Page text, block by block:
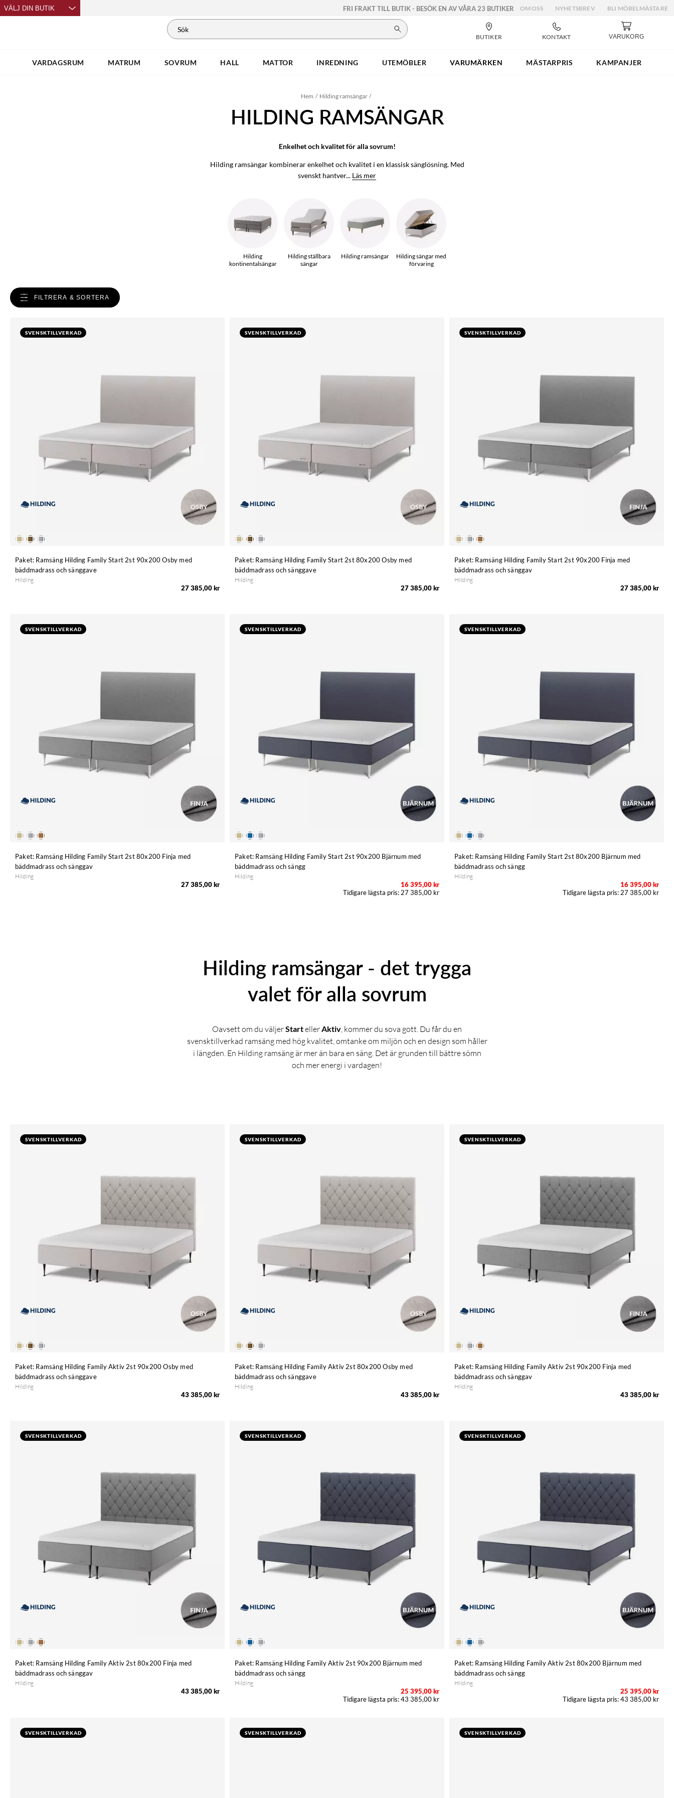
VÄLJ DIN BUTIK FRI FRAKT TILL BUTIK - BESÖK EN AV VÅRA 23 BUTIKER OM OSS NYHETSBREV BLI MÖBELMÄSTARE
BUTIKER KONTAKT VARUKORG
VARDAGSRUM MATRUM SOVRUM HALL MATTOR INREDNING UTEMÖBLER VARUMÄRKEN MÄSTARPRIS KAMPANJER
Hem Hilding ramsängar
HILDING RAMSÄNGAR
Enkelhet och kvalitet för alla sovrum!
Hilding ramsängar kombinerar enkelhet och kvalitet i en klassisk sänglösning. Med
svenskt hantver... Läs mer
Hilding
kontinentalsängar
Hilding ställbara
sängar
Hilding ramsängar
Hilding sängar med
förvaring
FILTRERA & SORTERA
SVENSKTILLVERKAD
Paket: Ramsäng Hilding Family Start 2st 90x200 Osby med
bäddmadrass och sänggave
Hilding
27 385,00 kr
SVENSKTILLVERKAD
Paket: Ramsäng Hilding Family Start 2st 80x200 Osby med
bäddmadrass och sänggave
Hilding
27 385,00 kr
SVENSKTILLVERKAD
Paket: Ramsäng Hilding Family Start 2st 90x200 Finja med
bäddmadrass och sänggav
Hilding
27 385,00 kr
SVENSKTILLVERKAD
Paket: Ramsäng Hilding Family Start 2st 80x200 Finja med
bäddmadrass och sänggav
Hilding
27 385,00 kr
SVENSKTILLVERKAD
Paket: Ramsäng Hilding Family Start 2st 90x200 Bjärnum med
bäddmadrass och sängg
Hilding
16 395,00 kr
27 385,00 kr
SVENSKTILLVERKAD
Paket: Ramsäng Hilding Family Start 2st 80x200 Bjärnum med
bäddmadrass och sängg
Hilding
16 395,00 kr
27 385,00 kr
Hilding ramsängar - det trygga
valet för alla sovrum
Oavsett om du väljerStartellerAktiv, kommer du sova gott. Du får du en
svensktillverkad ramsäng med hög kvalitet, omtanke om miljön och en design som håller
i längden. En Hilding ramsäng är mer än bara en säng. Det är grunden till bättre sömn
och mer energi i vardagen!
SVENSKTILLVERKAD
Paket: Ramsäng Hilding Family Aktiv 2st 90x200 Osby med
bäddmadrass och sänggave
Hilding
43 385,00 kr
SVENSKTILLVERKAD
Paket: Ramsäng Hilding Family Aktiv 2st 80x200 Osby med
bäddmadrass och sänggave
Hilding
43 385,00 kr
SVENSKTILLVERKAD
Paket: Ramsäng Hilding Family Aktiv 2st 90x200 Finja med
bäddmadrass och sänggav
Hilding
43 385,00 kr
SVENSKTILLVERKAD
Paket: Ramsäng Hilding Family Aktiv 2st 80x200 Finja med
bäddmadrass och sänggav
Hilding
43 385,00 kr
SVENSKTILLVERKAD
Paket: Ramsäng Hilding Family Aktiv 2st 90x200 Bjärnum med
bäddmadrass och sängg
Hilding
25 395,00 kr
43 385,00 kr
SVENSKTILLVERKAD
Paket: Ramsäng Hilding Family Aktiv 2st 80x200 Bjärnum med
bäddmadrass och sängg
Hilding
25 395,00 kr
43 385,00 kr
SVENSKTILLVERKAD SVENSKTILLVERKAD SVENSKTILLVERKAD